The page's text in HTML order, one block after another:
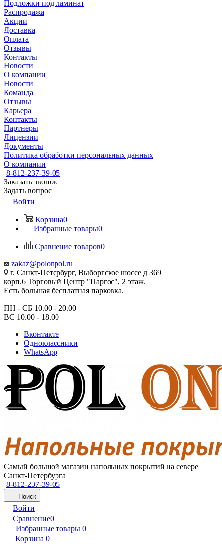
Подложки под ламинат
Распродажа
Акции
Доставка
Оплата
Отзывы
Контакты
Новости
О компании
Новости
Команда
Отзывы
Карьера
Контакты
Партнеры
Лицензии
Документы
Политика обработки персональных данных
О компании
8-812-237-39-05
Заказать звонок
Задать вопрос
Войти
Корзина0
Избранные товары0
Сравнение товаров0
zakaz@polonpol.ru
г. Санкт-Петербург, Выборгское шоссе д 369
корп.6 Торговый Центр "Паргос", 2 этаж.
Есть большая бесплатная парковка.
ПН - СБ 10.00 - 20.00
ВС 10.00 - 18.00
Вконтакте
Одноклассники
WhatsApp
Самый большой магазин напольных покрытий на севере
Санкт-Петербурга
8-812-237-39-05
Поиск
Войти
Сравнение0
Избранные товары 0
Корзина 0